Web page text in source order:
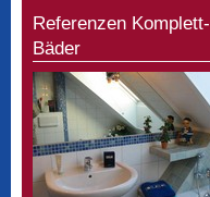
Referenzen Komplett-
Bäder